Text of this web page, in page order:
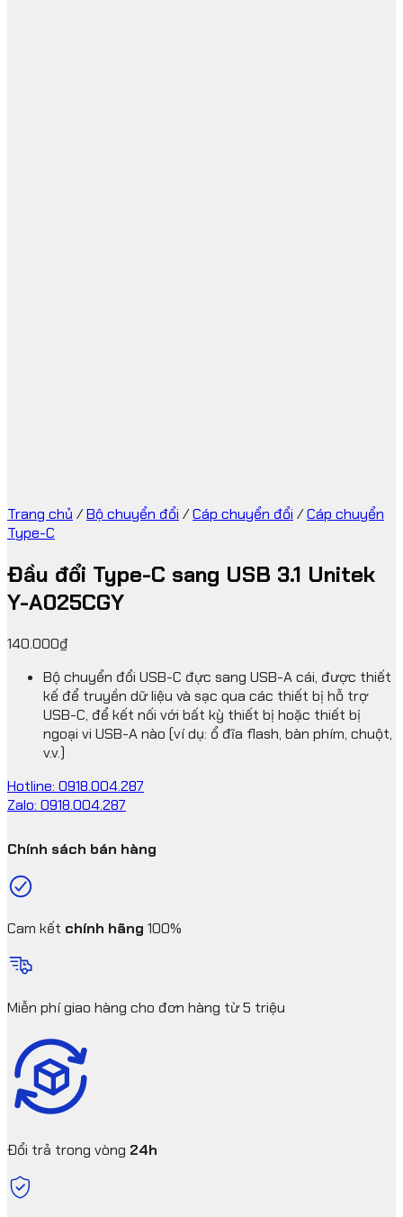
Trang chủ /Bộ chuyển đổi /Cáp chuyển đổi /Cáp chuyển
Type-C
Đầu đổi Type-C sang USB 3.1 Unitek
Y-A025CGY
140.000₫
Bộ chuyển đổi USB-C đực sang USB-A cái, được thiết
kế để truyền dữ liệu và sạc qua các thiết bị hỗ trợ
USB-C, để kết nối với bất kỳ thiết bị hoặc thiết bị
ngoại vi USB-A nào (ví dụ: ổ đĩa flash, bàn phím, chuột,
v.v.)
Hotline: 0918.004.287
Zalo: 0918.004.287
Chính sách bán hàng
Cam kết chính hãng 100%
Miễn phí giao hàng cho đơn hàng từ 5 triệu
Đổi trả trong vòng 24h